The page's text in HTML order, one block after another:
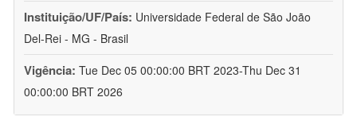
Instituição/UF/País: Universidade Federal de São João
Del-Rei - MG - Brasil
Vigência: Tue Dec 05 00:00:00 BRT 2023-Thu Dec 31
00:00:00 BRT 2026